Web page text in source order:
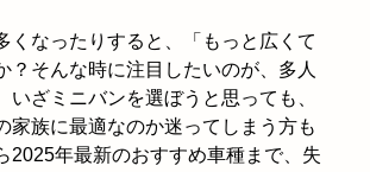
なったりすると、「もっと広くて
そんな時に注目したいのが、多人
ざミニバンを選ぼうと思っても、
族に最適なのか迷ってしまう方も
2025年最新のおすすめ車種まで、失